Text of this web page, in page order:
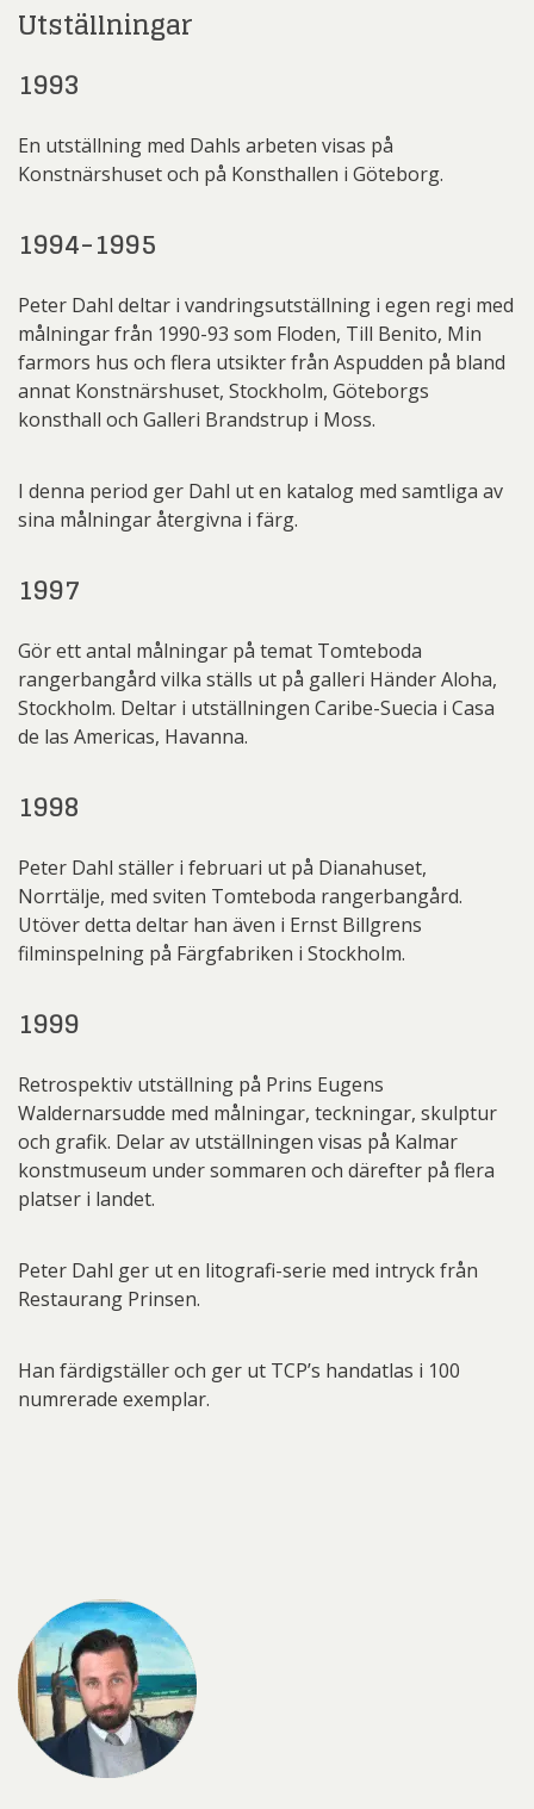
Utställningar
1993
En utställning med Dahls arbeten visas på
Konstnärshuset och på Konsthallen i Göteborg.
1994-1995
Peter Dahl deltar i vandringsutställning i egen regi med
målningar från 1990-93 som Floden, Till Benito, Min
farmors hus och flera utsikter från Aspudden på bland
annat Konstnärshuset, Stockholm, Göteborgs
konsthall och Galleri Brandstrup i Moss.
I denna period ger Dahl ut en katalog med samtliga av
sina målningar återgivna i färg.
1997
Gör ett antal målningar på temat Tomteboda
rangerbangård vilka ställs ut på galleri Händer Aloha,
Stockholm. Deltar i utställningen Caribe-Suecia i Casa
de las Americas, Havanna.
1998
Peter Dahl ställer i februari ut på Dianahuset,
Norrtälje, med sviten Tomteboda rangerbangård.
Utöver detta deltar han även i Ernst Billgrens
filminspelning på Färgfabriken i Stockholm.
1999
Retrospektiv utställning på Prins Eugens
Waldernarsudde med målningar, teckningar, skulptur
och grafik. Delar av utställningen visas på Kalmar
konstmuseum under sommaren och därefter på flera
platser i landet.
Peter Dahl ger ut en litografi-serie med intryck från
Restaurang Prinsen.
Han färdigställer och ger ut TCP’s handatlas i 100
numrerade exemplar.